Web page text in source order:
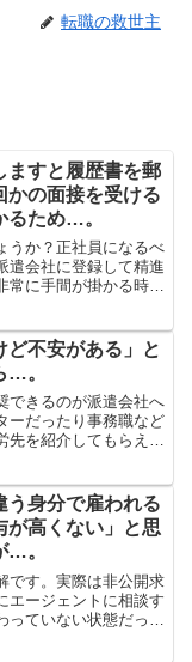
転職の救世主
ますと履歴書を郵
かの面接を受ける
るため…。
うか？正社員になるべ
遣会社に登録して精進
に手間が掛かる時期
ど不安がある」と
…。
できるのが派遣会社へ
ーだったり事務職など
先を紹介してもらえま
う身分で雇われる
が高くない」と思
…。
です。実際は非公開求
エージェントに相談す
ていない状態だった